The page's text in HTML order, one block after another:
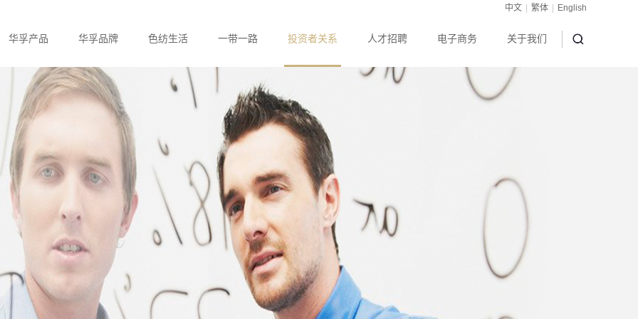
中文 繁体 English
华孚产品 华孚品牌 色纺生活 一带一路 投资者关系 人才招聘 电子商务 关于我们